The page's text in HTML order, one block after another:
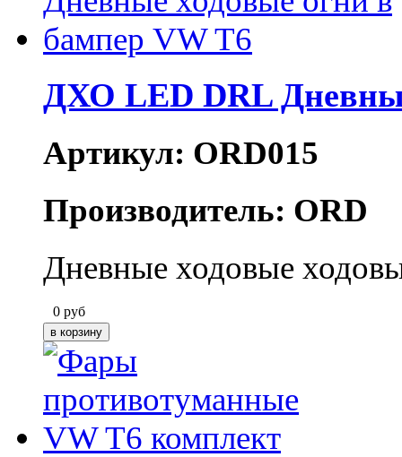
ДХО LED DRL
Артикул: ORD015
Производитель: ORD
Дневные ходовые
0 руб